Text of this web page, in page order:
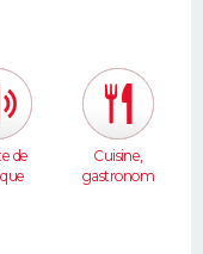
de
Cuisine,
gastronom